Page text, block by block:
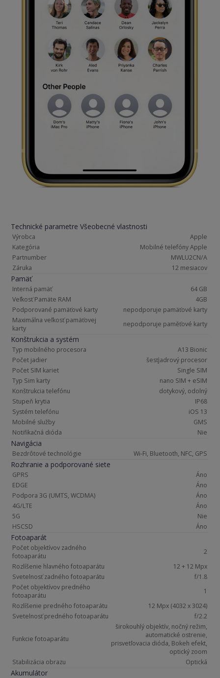
Technické parametre Všeobecné vlastnosti
Výrobca
Apple
Kategória
Mobilné telefóny Apple
Partnumber
MWLU2CN/A
Záruka
12 mesiacov
Pamäť
Interná pamäť
64 GB
Veľkosť Pamäte RAM
4GB
Podporované pamäťové karty
nepodporuje pamäťové karty
Maximálna veľkosť pamäťovej
karty
nepodporuje paměťové karty
Konštrukcia a systém
Typ mobilného procesora
A13 Bionic
Počet jadier
šesťjadrový procesor
Počet SIM kariet
Single SIM
Typ Sim karty
nano SIM + eSIM
Konštrukcia telefónu
dotykový, odolný
Stupeň krytia
IP68
Systém telefónu
iOS 13
Mobilné služby
GMS
Notifikačná dióda
Nie
Navigácia
Bezdrôtové technológie Wi-Fi, Bluetooth, NFC, GPS
Rozhranie a podporované siete
GPRS
Áno
EDGE
Áno
Podpora 3G (UMTS, WCDMA)
Áno
4G/LTE
Áno
5G
Nie
HSCSD
Áno
Fotoaparát
Počet objektívov zadného
fotoaparátu
2
Rozlíšenie hlavného fotoaparátu
12 + 12 Mpx
Svetelnosť zadného fotoaparátu
f/1.8
Počet objektívov predného
fotoaparátu
1
Rozlíšenie predného fotoaparátu
12 Mpx (4032 x 3024)
Svetelnosť predného fotoaparátu
f/2.2
Funkcie fotoaparátu
širokouhlý objektív, nočný režim,
automatické ostrenie,
prisvetľovacia dióda, Bokeh efekt,
optický zoom
Stabilizácia obrazu
Optická
Akumulátor